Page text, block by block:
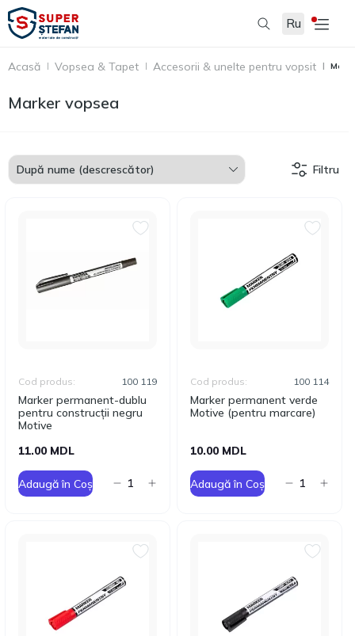
Ru
Acasă Vopsea & Tapet Accesorii & unelte pentru vopsit
Marker vopsea
Filtru
Marker permanent-dublu
pentru construcții negru
Motive
Cod produs: 100 119
11.00 MDL
Adaugă în Coș
Marker permanent verde
Motive (pentru marcare)
Cod produs: 100 114
10.00 MDL
Adaugă în Coș